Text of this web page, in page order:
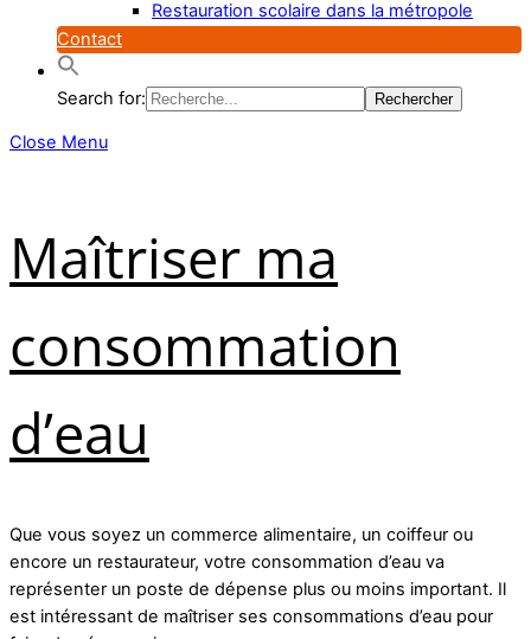
Restauration scolaire dans la métropole
Contact
Search for:
Close Menu
Maîtriser ma
consommation
d’eau
Que vous soyez un commerce alimentaire, un coiffeur ou
encore un restaurateur, votre consommation d’eau va
représenter un poste de dépense plus ou moins important. Il
est intéressant de maîtriser ses consommations d’eau pour